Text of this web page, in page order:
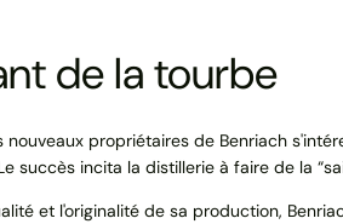
de la tourbe
nouveaux propriétaires de Benriach
succès incita la distillerie à faire de la
et l'originalité de sa production,